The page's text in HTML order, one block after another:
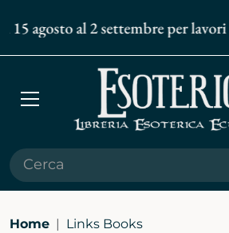
15 agosto al 2 settembre per
Apri
Home Links Books